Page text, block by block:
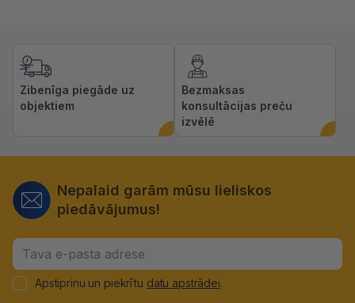
Zibenīga piegāde uz
objektiem
Bezmaksas
konsultācijas preču
izvēlē
Nepalaid garām mūsu lieliskos
piedāvājumus!
Apstiprinu un piekrītu datu apstrādei.